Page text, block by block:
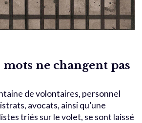
ne changent pas
de volontaires, personnel
avocats, ainsi qu’une
triés sur le volet, se sont laissé